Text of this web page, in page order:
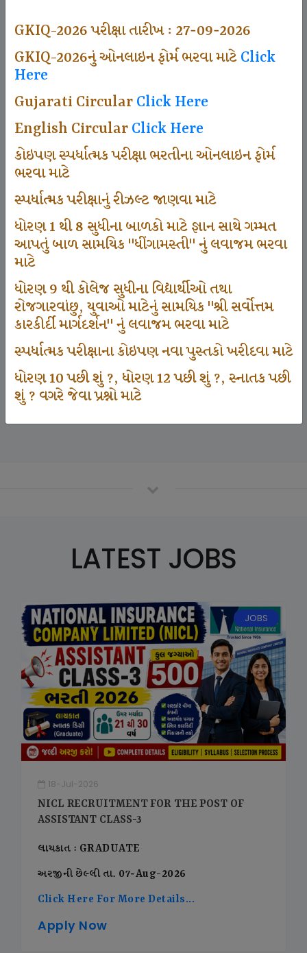
GKIQ-2026 પરીક્ષા તારીખ : 27-09-2026
GKIQ-2026નું ઓનલાઇન ફોર્મ ભરવા માટેClick
Here
Gujarati CircularClick Here
English CircularClick Here
કોઇપણ સ્પર્ધાત્મક પરીક્ષા ભરતીના ઓનલાઇન ફોર્મ
ભરવા માટે
સ્પર્ધાત્મક પરીક્ષાનું રીઝલ્ટ જાણવા માટે
ધોરણ 1 થી 8 સુધીના બાળકો માટે જ્ઞાન સાથે ગમ્મત
આપતું બાળ સામયિક "ધીંગામસ્તી" નું લવાજમ ભરવા
માટે
ધોરણ 9 થી કોલેજ સુધીના વિદ્યાર્થીઓ તથા
રોજગારવાંછુ, યુવાઓ માટેનું સામયિક "શ્રી સર્વોત્તમ
કારકીર્દી માર્ગદર્શન" નું લવાજમ ભરવા માટે
સ્પર્ધાત્મક પરીક્ષાના કોઇપણ નવા પુસ્તકો ખરીદવા માટે
ધોરણ 10 પછી શું ?, ધોરણ 12 પછી શું ?, સ્નાતક પછી
શું ? વગરે જેવા પ્રશ્નો માટે
494
665
Sarvottam Karkirdi Subscripton
1000
Participate School In GKIQ
125000
LATEST JOBS
JOBS
18-Jul-2026
NICL RECRUITMENT FOR THE POST OF
ASSISTANT CLASS-3
લાયકાત : GRADUATE
અરજીની છેલ્લી તા. 07-Aug-2026
Click Here For More Details...
Apply Now